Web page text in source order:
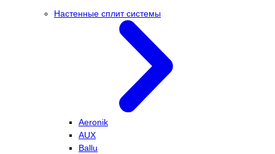
Настенные сплит системы
Aeronik
AUX
Ballu